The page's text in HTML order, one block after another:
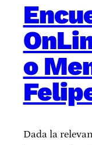
o
Dada la